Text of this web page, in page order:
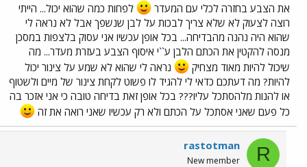
את הצבע בחזרה לכלי עם המעדר
לפחות כמה שהוא יכול... הייתי
רוצה לצעוק לא שלא צריך לבכות על לבן שנשפך אבל לא נראה לי
שהוא היה נהנה מהבדיחה... בכל אופן עכשיו אני עסוק בלצפות במסכן
מנסה להקטין את הכתם הלבן ע``י איסוף הצבע בעזרת מעדר... מה
שיכול להיות מאוד מצחיק
נראה לי שהוא לא שמע על צינור יכול
להיות? מה דעתכם כדאי לי להגיד לו פשוט לקחת צינור של מיים ולשטוף
או להנות מלהסתכל עליו??? בכל אופן זאת בדיחה טובה כי אני אזכר בה
כל פעם שאני אסתכל על הכתם ולא רק עכשיו שאני רואה את זה
R
rastotman
New member